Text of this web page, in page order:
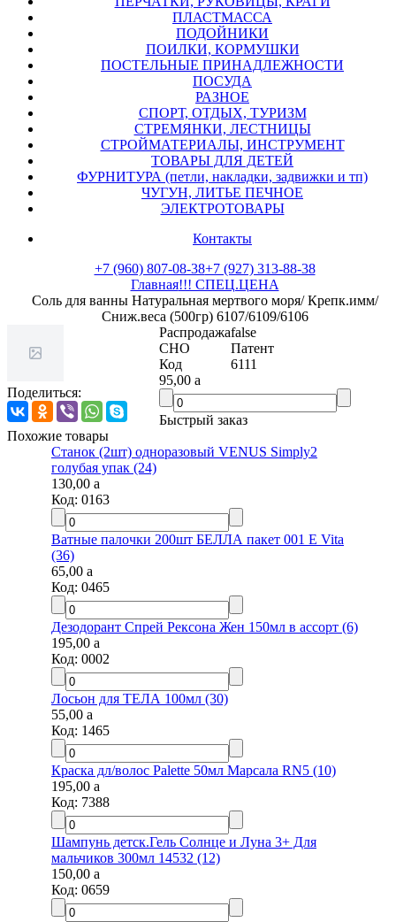
ПЛАСТМАССА
ПОДОЙНИКИ
ПОИЛКИ, КОРМУШКИ
ПОСТЕЛЬНЫЕ ПРИНАДЛЕЖНОСТИ
ПОСУДА
РАЗНОЕ
СПОРТ, ОТДЫХ, ТУРИЗМ
СТРЕМЯНКИ, ЛЕСТНИЦЫ
СТРОЙМАТЕРИАЛЫ, ИНСТРУМЕНТ
ТОВАРЫ ДЛЯ ДЕТЕЙ
ФУРНИТУРА (петли, накладки, задвижки и тп)
ЧУГУН, ЛИТЬЕ ПЕЧНОЕ
ЭЛЕКТРОТОВАРЫ
Контакты
+7 (960) 807-08-38+7 (927) 313-88-38
Главная!!! СПЕЦ.ЦЕНА
Соль для ванны Натуральная мертвого моря/ Крепк.имм/
Сниж.веса (500гр) 6107/6109/6106
Поделиться:
Распродажаfalse
СНО
Патент
Код
6111
95,00a
Быстрый заказ
Похожие товары
Станок (2шт) одноразовый VENUS Simply2
голубая упак (24)
130,00a
Код:0163
Ватные палочки 200шт БЕЛЛА пакет 001 E Vita
(36)
65,00a
Код:0465
Дезодорант Спрей Рексона Жен 150мл в ассорт (6)
195,00a
Код:0002
Лосьон для ТЕЛА 100мл (30)
55,00a
Код:1465
Краска дл/волос Palette 50мл Марсала RN5 (10)
195,00a
Код:7388
Шампунь детск.Гель Солнце и Луна 3+ Для
мальчиков 300мл 14532 (12)
150,00a
Код:0659